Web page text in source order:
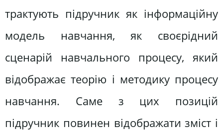
трактують підручник як інформаційну
модель навчання, як своєрідний
сценарій навчального процесу, який
відображає теорію і методику процесу
навчання. Саме з цих позицій
підручник повинен відображати зміст і